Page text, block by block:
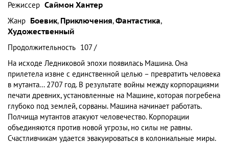
Режиссер Саймон Хантер
Жанр Боевик, Приключения,Фантастика,
Художественный
Продолжительность 107 /
На исходе Ледниковой эпохи появилась Машина. Она
прилетела извне с единственной целью – превратить человека
в мутанта... 2707 год. В результате войны между корпорациями
печати древних, установленные на Машине, которая погребена
глубоко под землей, сорваны. Машина начинает работать.
Полчища мутантов атакуют человечество. Корпорации
объединяются против новой угрозы, но силы не равны.
Счастливчикам удается эвакуироваться в колониальные миры.